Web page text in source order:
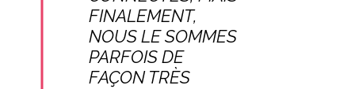
FINALEMENT,
NOUS LE SOMMES
PARFOIS DE
FAÇON TRÈS